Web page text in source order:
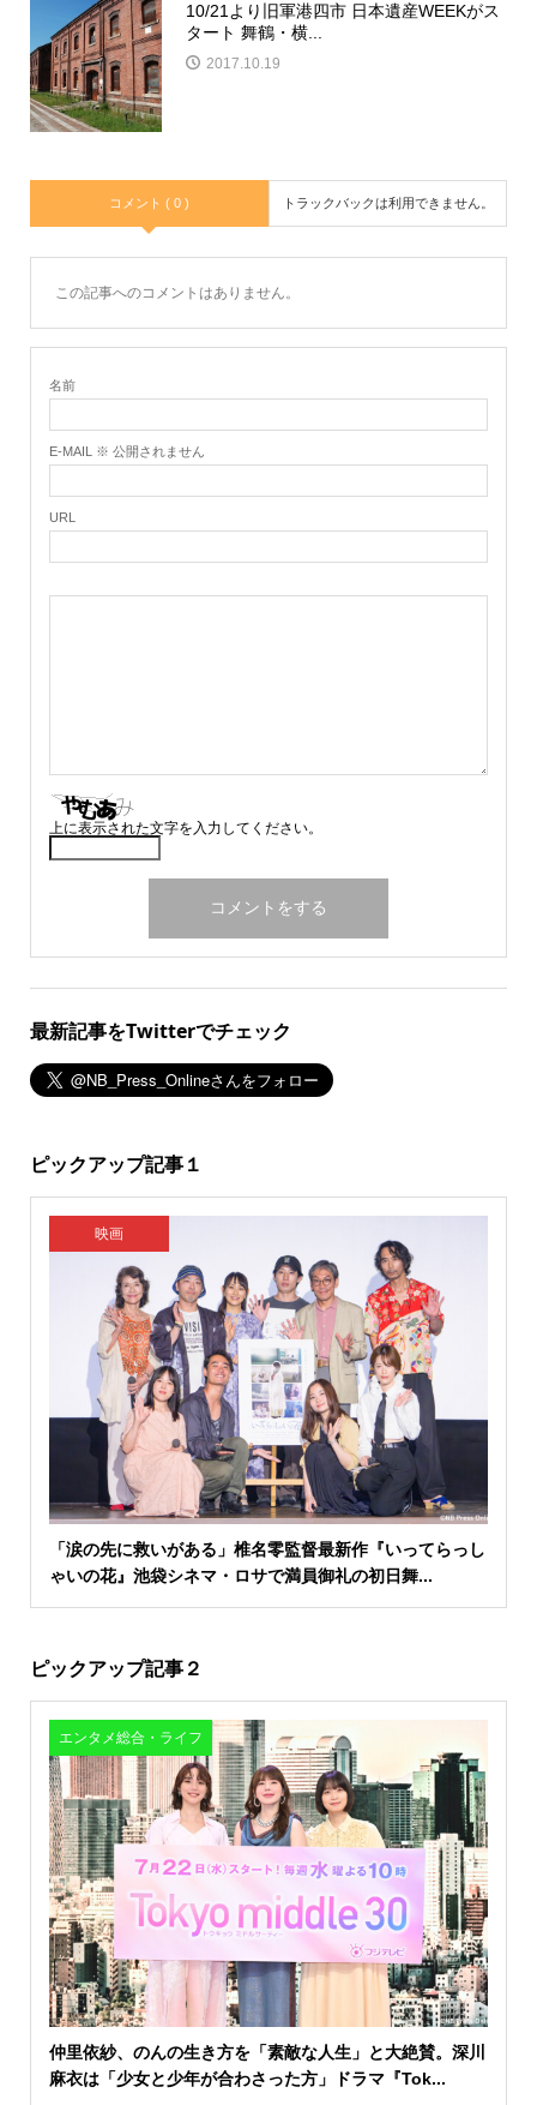
10/21より旧軍港四市 日本遺産WEEKがス
タート 舞鶴・横...
2017.10.19
コメント ( 0 ) トラックバックは利用できません。
この記事へのコメントはありません。
名前
E-MAIL ※ 公開されません
URL
上に表示された文字を入力してください。
最新記事をTwitterでチェック
ピックアップ記事１
映画
「涙の先に救いがある」椎名零監督最新作『いってらっし
ゃいの花』池袋シネマ・ロサで満員御礼の初日舞...
ピックアップ記事２
エンタメ総合・ライフ
仲里依紗、のんの生き方を「素敵な人生」と大絶賛。深川
麻衣は「少女と少年が合わさった方」ドラマ『Tok...